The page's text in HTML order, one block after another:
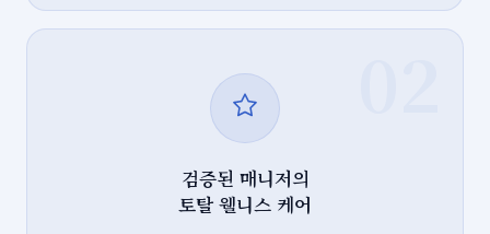
검증된 매니저의
토탈 웰니스 케어